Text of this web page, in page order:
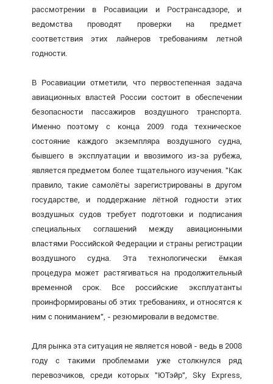
рассмотрении в Росавиации и Ространсадзоре, и
ведомства проводят проверки на предмет
соответствия этих лайнеров требованиям летной
годности.
В Росавиации отметили, что первостепенная задача
авиационных властей России состоит в обеспечении
безопасности пассажиров воздушного транспорта.
Именно поэтому с конца 2009 года техническое
состояние каждого экземпляра воздушного судна,
бывшего в эксплуатации и ввозимого из-за рубежа,
является предметом более тщательного изучения. "Как
правило, такие самолёты зарегистрированы в другом
государстве, и поддержание лётной годности этих
воздушных судов требует подготовки и подписания
специальных соглашений между авиационными
властями Российской Федерации и страны регистрации
воздушного судна. Эта технологически ёмкая
процедура может растягиваться на продолжительный
временной срок. Все российские эксплуатанты
проинформированы об этих требованиях, и относятся к
ним с пониманием", - резюмировали в ведомстве.
Для рынка эта ситуация не является новой - ведь в 2008
году с такими проблемами уже столкнулся ряд
перевозчиков, среди которых "ЮТэйр", Sky Express,